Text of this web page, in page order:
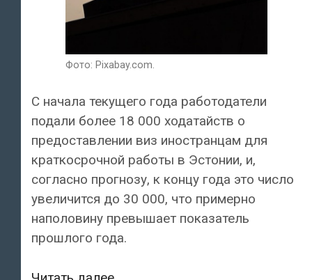
Фото: Pixabay.com.
С начала текущего года работодатели
подали более 18 000 ходатайств о
предоставлении виз иностранцам для
краткосрочной работы в Эстонии, и,
согласно прогнозу, к концу года это число
увеличится до 30 000, что примерно
наполовину превышает показатель
прошлого года.
МВД